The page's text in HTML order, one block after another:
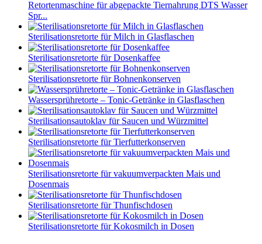
Retortenmaschine für abgepackte Tiernahrung DTS Wasser
Spr...
Sterilisationsretorte für Milch in Glasflaschen
Sterilisationsretorte für Dosenkaffee
Sterilisationsretorte für Bohnenkonserven
Wassersprühretorte – Tonic-Getränke in Glasflaschen
Sterilisationsautoklav für Saucen und Würzmittel
Sterilisationsretorte für Tierfutterkonserven
Sterilisationsretorte für vakuumverpackten Mais und
Dosenmais
Sterilisationsretorte für Thunfischdosen
Sterilisationsretorte für Kokosmilch in Dosen